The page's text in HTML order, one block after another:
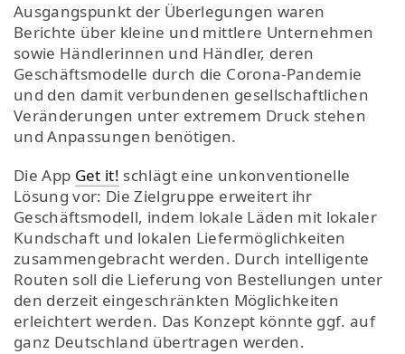
Ausgangspunkt der Überlegungen waren
Berichte über kleine und mittlere Unternehmen
sowie Händlerinnen und Händler, deren
Geschäftsmodelle durch die Corona-Pandemie
und den damit verbundenen gesellschaftlichen
Veränderungen unter extremem Druck stehen
und Anpassungen benötigen.
Die App Get it! schlägt eine unkonventionelle
Lösung vor: Die Zielgruppe erweitert ihr
Geschäftsmodell, indem lokale Läden mit lokaler
Kundschaft und lokalen Liefermöglichkeiten
zusammengebracht werden. Durch intelligente
Routen soll die Lieferung von Bestellungen unter
den derzeit eingeschränkten Möglichkeiten
erleichtert werden. Das Konzept könnte ggf. auf
ganz Deutschland übertragen werden.